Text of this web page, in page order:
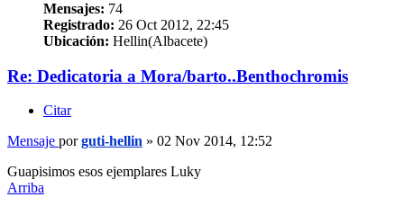
Mensajes: 74
Registrado: 26 Oct 2012, 22:45
Ubicación: Hellin(Albacete)
Re: Dedicatoria a Mora/barto..Benthochromis
Citar
Mensaje porguti-hellin » 02 Nov 2014, 12:52
Guapisimos esos ejemplares Luky
Arriba